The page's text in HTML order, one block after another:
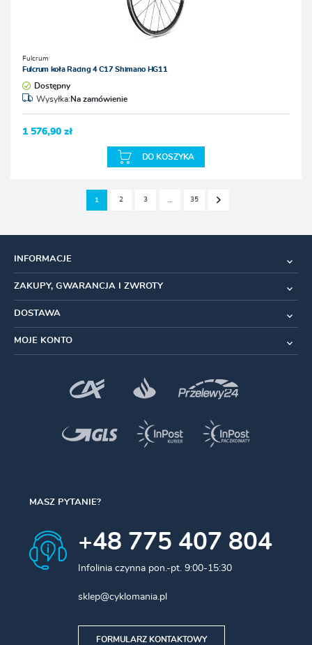
Fulcrum
Fulcrum koła Racing 4 C17 Shimano HG11
Dostępny
Wysyłka: Na zamówienie
1 576,90 zł
DO KOSZYKA
1 2 3 35
INFORMACJE
ZAKUPY, GWARANCJA I ZWROTY
DOSTAWA
MOJE KONTO
MASZ PYTANIE?
+48 775 407 804
Infolinia czynna pon.-pt. 9:00-15:30
sklep@cyklomania.pl
FORMULARZ KONTAKTOWY